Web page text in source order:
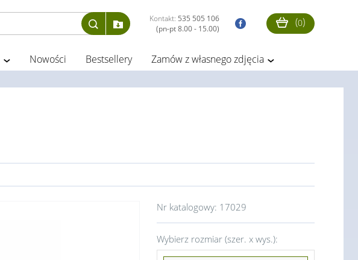
Kontakt: 535 505 106
(pn-pt 8.00 - 15.00)
(0)
Nowości Bestsellery Zamów z własnego zdjęcia
Nr katalogowy: 17029
Wybierz rozmiar (szer. x wys.):